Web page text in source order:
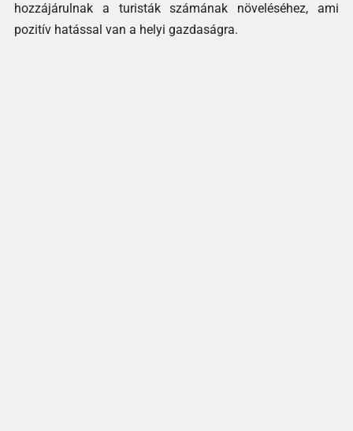
hozzájárulnak a turisták számának növeléséhez, ami
pozitív hatással van a helyi gazdaságra.